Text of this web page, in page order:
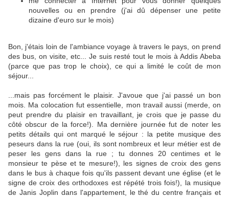
nouvelles ou en prendre (j'ai dû dépenser une petite
dizaine d'euro sur le mois)
Bon, j'étais loin de l'ambiance voyage à travers le pays, on prend
des bus, on visite, etc... Je suis resté tout le mois à Addis Abeba
(parce que pas trop le choix), ce qui a limité le coût de mon
séjour...
...mais pas forcément le plaisir. J'avoue que j'ai passé un bon
mois. Ma colocation fut essentielle, mon travail aussi (merde, on
peut prendre du plaisir en travaillant, je crois que je passe du
côté obscur de la force!). Ma dernière journée fut de noter les
petits détails qui ont marqué le séjour : la petite musique des
peseurs dans la rue (oui, ils sont nombreux et leur métier est de
peser les gens dans la rue ; tu donnes 20 centimes et le
monsieur te pèse et te mesure!), les signes de croix des gens
dans le bus à chaque fois qu'ils passent devant une église (et le
signe de croix des orthodoxes est répété trois fois!), la musique
de Janis Joplin dans l'appartement, le thé du centre français et